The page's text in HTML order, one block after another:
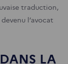
traduction,
l’avocat
LA